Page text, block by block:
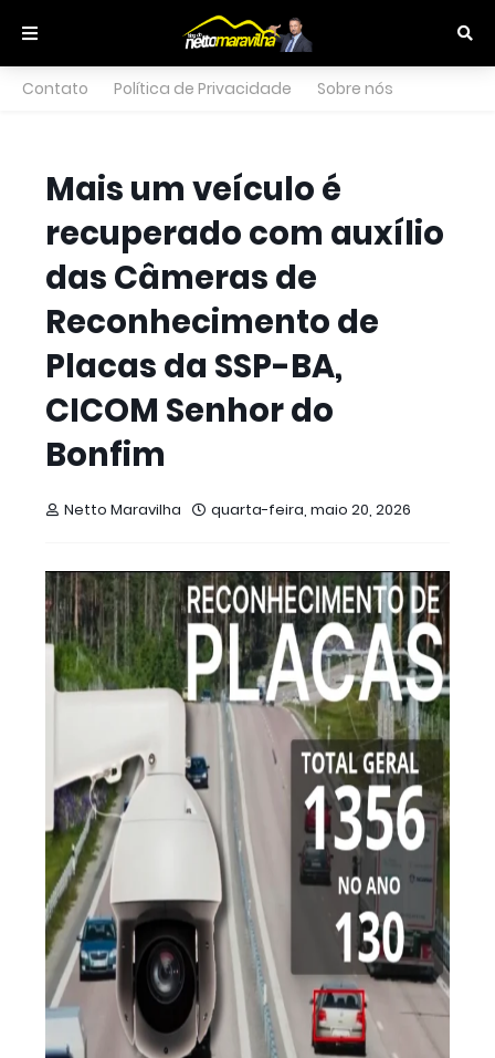
Contato Política de Privacidade Sobre nós
Mais um veículo é
recuperado com auxílio
das Câmeras de
Reconhecimento de
Placas da SSP-BA,
CICOM Senhor do
Bonfim
Netto Maravilha quarta-feira, maio 20, 2026